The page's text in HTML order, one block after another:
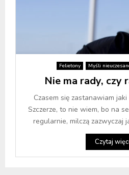
Felietony Myśli
Nie ma rady, czy
Czasem się zastanawiam
Szczerze, to nie wiem, bo na
regularnie, milczą zazwyczaj
Czytaj